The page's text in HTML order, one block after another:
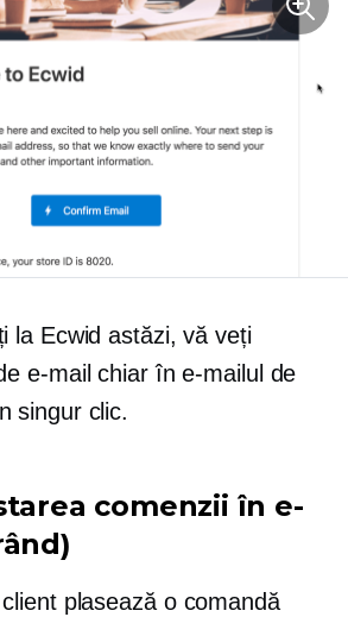
la Ecwid astăzi, vă veți
e-mail chiar în e-mailul de
singur clic.
comenzii în e-
plasează o comandă